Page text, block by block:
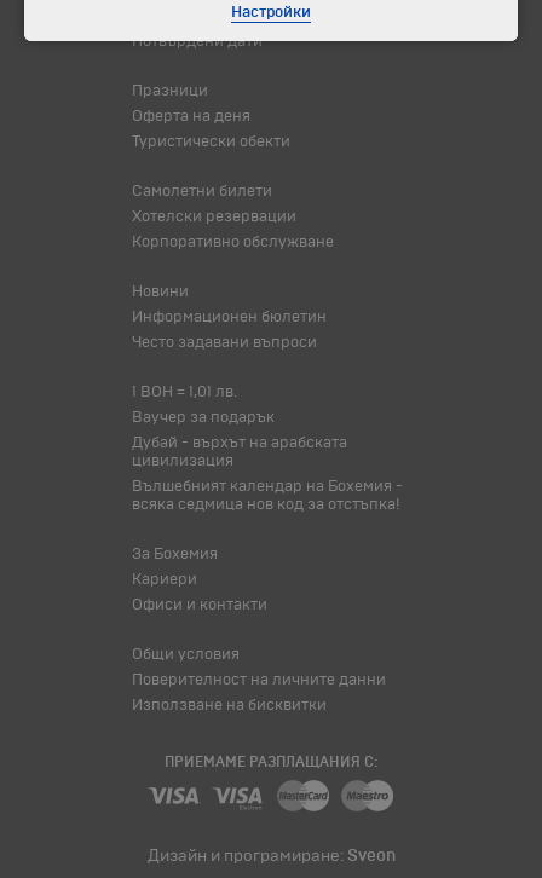
Горещи оферти
Потвърдени дати
Празници
Оферта на деня
Туристически обекти
Самолетни билети
Хотелски резервации
Корпоративно обслужване
Новини
Информационен бюлетин
Често задавани въпроси
1 BOH = 1,01 лв.
Ваучер за подарък
Дубай - върхът на арабската
цивилизация
Вълшебният календар на Бохемия -
всяка седмица нов код за отстъпка!
За Бохемия
Кариери
Офиси и контакти
Общи условия
Поверителност на личните данни
Използване на бисквитки
ПРИЕМАМЕ РАЗПЛАЩАНИЯ С:
Дизайн и програмиране: Sveon
Настройки